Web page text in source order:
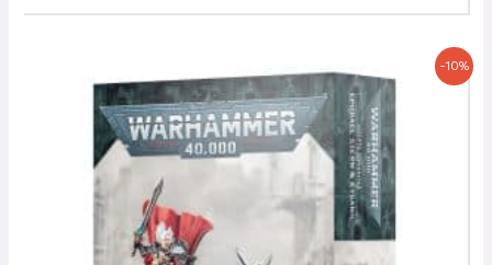
-10%
prix
initial
était :
50,00 €.
prix
actuel
est :
45,00 €.